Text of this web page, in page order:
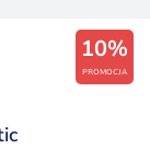
10%
PROMOCJA